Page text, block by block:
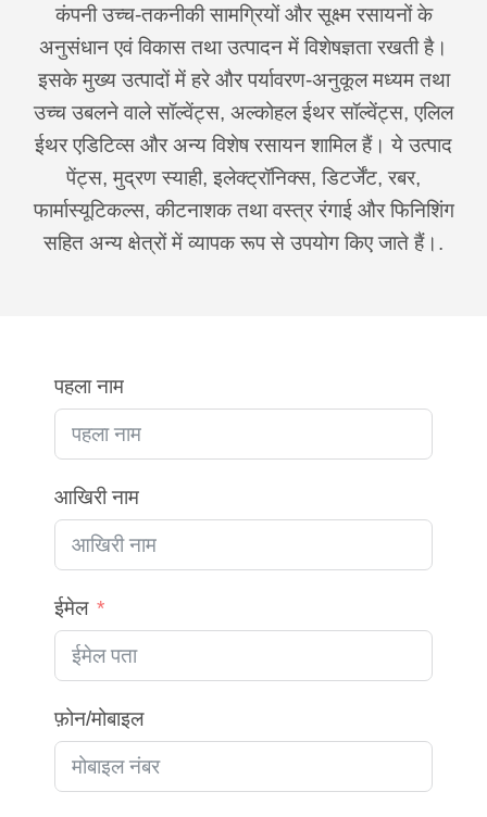
कंपनी उच्च-तकनीकी सामग्रियों और सूक्ष्म रसायनों के
अनुसंधान एवं विकास तथा उत्पादन में विशेषज्ञता रखती है।
इसके मुख्य उत्पादों में हरे और पर्यावरण-अनुकूल मध्यम तथा
उच्च उबलने वाले सॉल्वेंट्स, अल्कोहल ईथर सॉल्वेंट्स, एलिल
ईथर एडिटिव्स और अन्य विशेष रसायन शामिल हैं। ये उत्पाद
पेंट्स, मुद्रण स्याही, इलेक्ट्रॉनिक्स, डिटर्जेंट, रबर,
फार्मास्यूटिकल्स, कीटनाशक तथा वस्त्र रंगाई और फिनिशिंग
सहित अन्य क्षेत्रों में व्यापक रूप से उपयोग किए जाते हैं।.
पहला नाम
आखिरी नाम
ईमेल
फ़ोन/मोबाइल